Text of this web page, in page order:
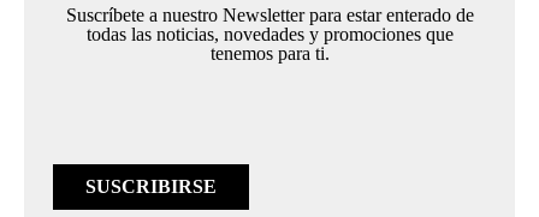
Suscríbete a nuestro Newsletter para estar enterado de
todas las noticias, novedades y promociones que
tenemos para ti.
SUSCRIBIRSE